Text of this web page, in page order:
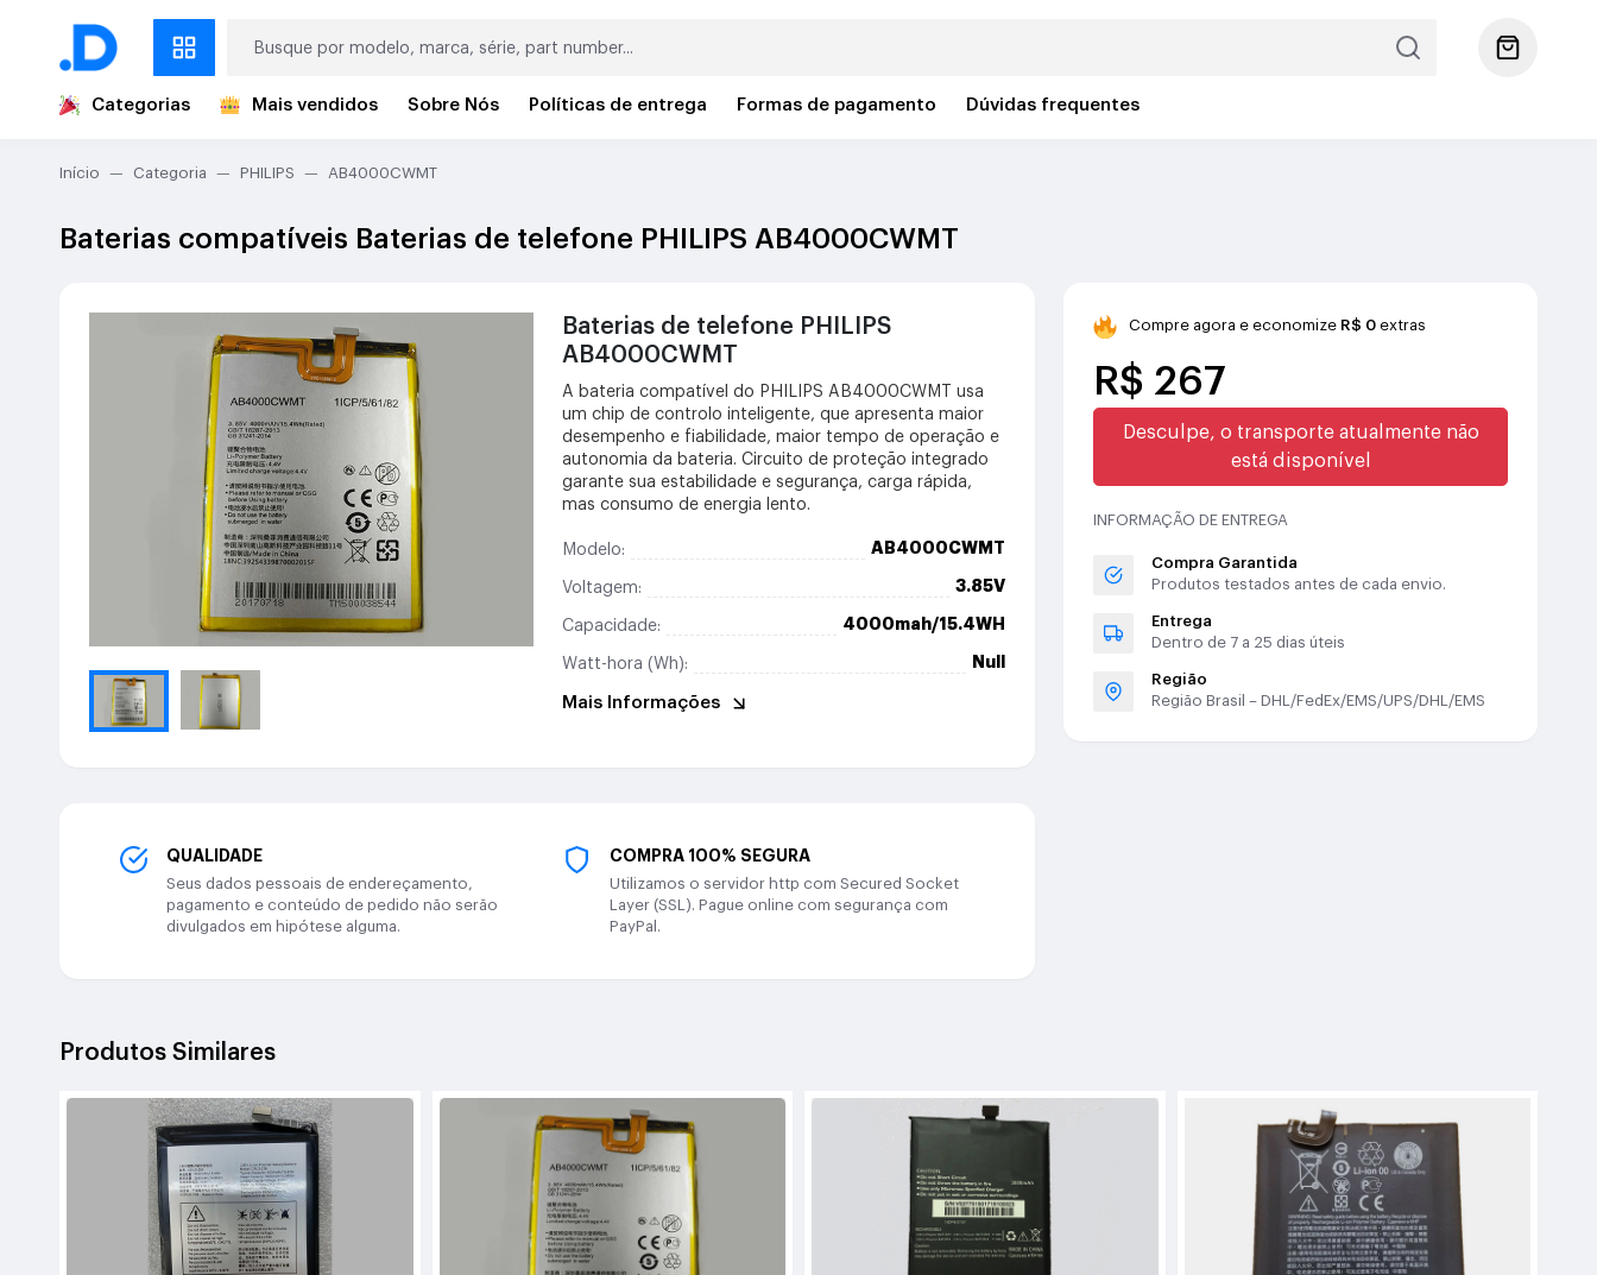
Categorias Mais vendidos Sobre Nós Políticas de entrega Formas de pagamento Dúvidas frequentes
Início Categoria PHILIPS AB4000CWMT
Baterias compatíveis Baterias de telefone PHILIPS AB4000CWMT
Baterias de telefone PHILIPS
AB4000CWMT
A bateria compatível do PHILIPS AB4000CWMT usa
um chip de controlo inteligente, que apresenta maior
desempenho e fiabilidade, maior tempo de operação e
autonomia da bateria. Circuito de proteção integrado
garante sua estabilidade e segurança, carga rápida,
mas consumo de energia lento.
Modelo: AB4000CWMT
Voltagem: 3.85V
Capacidade: 4000mah/15.4WH
Watt-hora (Wh): Null
Mais Informações
QUALIDADE
Seus dados pessoais de endereçamento,
pagamento e conteúdo de pedido não serão
divulgados em hipótese alguma.
COMPRA 100% SEGURA
Utilizamos o servidor http com Secured Socket
Layer (SSL). Pague online com segurança com
PayPal.
Compre agora e economize R$ 0extras
R$ 267
Desculpe, o transporte atualmente não
está disponível
INFORMAÇÃO DE ENTREGA
Compra Garantida
Produtos testados antes de cada envio.
Entrega
Dentro de 7 a 25 dias úteis
Região
Região Brasil – DHL/FedEx/EMS/UPS/DHL/EMS
Produtos Similares